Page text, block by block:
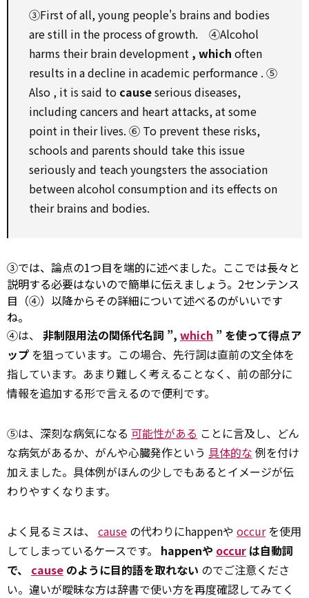
③First of all, young people's brains and bodies
arestill in the process of growth. ④Alcohol
harms their braindevelopment , which often
results in adecline in academic performance . ⑤
Also , it is said to causeserious diseases,
including cancers and heart attacks, at some
point in their lives. ⑥ To prevent these risks,
schools and parents should take this issue
seriously and teach youngsters theassociation
betweenalcohol consumptionand its effects on
their brains and bodies.
③では、論点の1つ目を端的に述べました。ここでは長々と
説明する必要はないので簡単に伝えましょう。2センテンス
目（④）以降からその詳細について述べるのがいいです
ね。
④は、 非制限用法の関係代名詞 ”, which ” を使って得点ア
ップ を狙っています。この場合、先行詞は直前の文全体を
指しています。あまり難しく考えることなく、前の部分に
情報を追加する形で言えるので便利です。
⑤は、深刻な病気になる 可能性がある ことに言及し、どん
な病気があるか、がんや心臓発作という 具体的な 例を付け
加えました。具体例がほんの少しでもあるとイメージが伝
わりやすくなります。
よく見るミスは、 cause の代わりにhappenや occurを使用
してしまっているケースです。 happenや occur は自動詞
で、 cause のように目的語を取れない のでご注意くださ
い。違いが曖昧な方は辞書で使い方を再度確認してみてく